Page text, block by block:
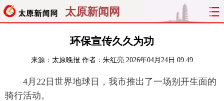
太原新闻网
聚焦 太原
经济 关注 文明 出行
纵横 曝光 综合 专题
环保宣传久久为功
来源： 太原晚报 作者：朱红亮 2026年04月24日 09:49
4月22日世界地球日，我市推出了一场别开生面的
骑行活动。